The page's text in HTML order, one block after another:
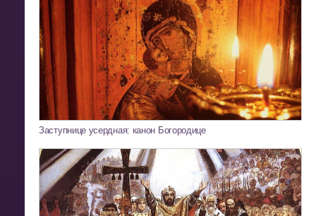
Заступнице усердная: канон Богородице